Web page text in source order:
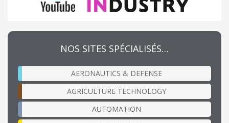
NOS SITES SPÉCIALISÉS…
AERONAUTICS & DEFENSE
AGRICULTURE TECHNOLOGY
AUTOMATION